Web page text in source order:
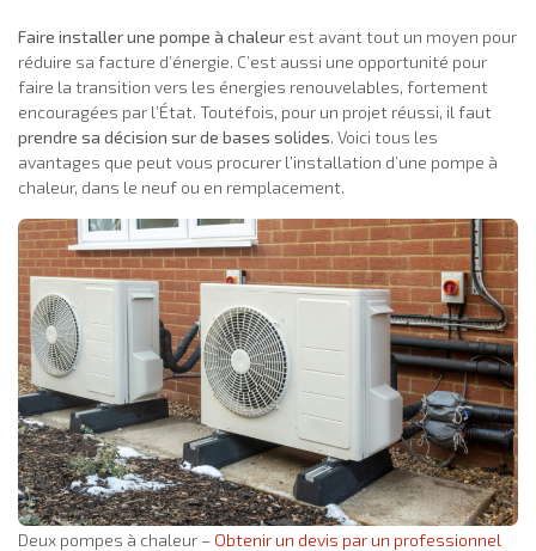
Faire installer une pompe à chaleur est avant tout un moyen pour
réduire sa facture d’énergie. C’est aussi une opportunité pour
faire la transition vers les énergies renouvelables, fortement
encouragées par l’État. Toutefois, pour un projet réussi, il faut
prendre sa décision sur de bases solides. Voici tous les
avantages que peut vous procurer l’installation d’une pompe à
chaleur, dans le neuf ou en remplacement.
Deux pompes à chaleur – Obtenir un devis par un professionnel